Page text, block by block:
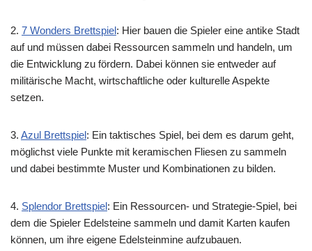
2. 7 Wonders Brettspiel: Hier bauen die Spieler eine antike Stadt
auf und müssen dabei Ressourcen sammeln und handeln, um
die Entwicklung zu fördern. Dabei können sie entweder auf
militärische Macht, wirtschaftliche oder kulturelle Aspekte
setzen.
3. Azul Brettspiel: Ein taktisches Spiel, bei dem es darum geht,
möglichst viele Punkte mit keramischen Fliesen zu sammeln
und dabei bestimmte Muster und Kombinationen zu bilden.
4. Splendor Brettspiel: Ein Ressourcen- und Strategie-Spiel, bei
dem die Spieler Edelsteine sammeln und damit Karten kaufen
können, um ihre eigene Edelsteinmine aufzubauen.